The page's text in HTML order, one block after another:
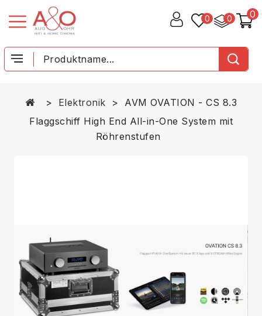
0
0
0
Elektronik
AVM OVATION - CS 8.3
Flaggschiff High End All-in-One System mit
Röhrenstufen